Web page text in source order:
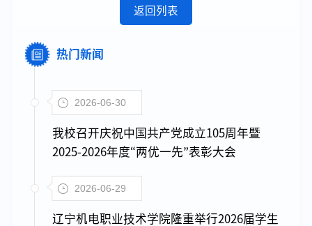
返回列表
热门新闻
2026-06-30
我校召开庆祝中国共产党成立105周年暨
2025-2026年度“两优一先”表彰大会
2026-06-29
辽宁机电职业技术学院隆重举行2026届学生